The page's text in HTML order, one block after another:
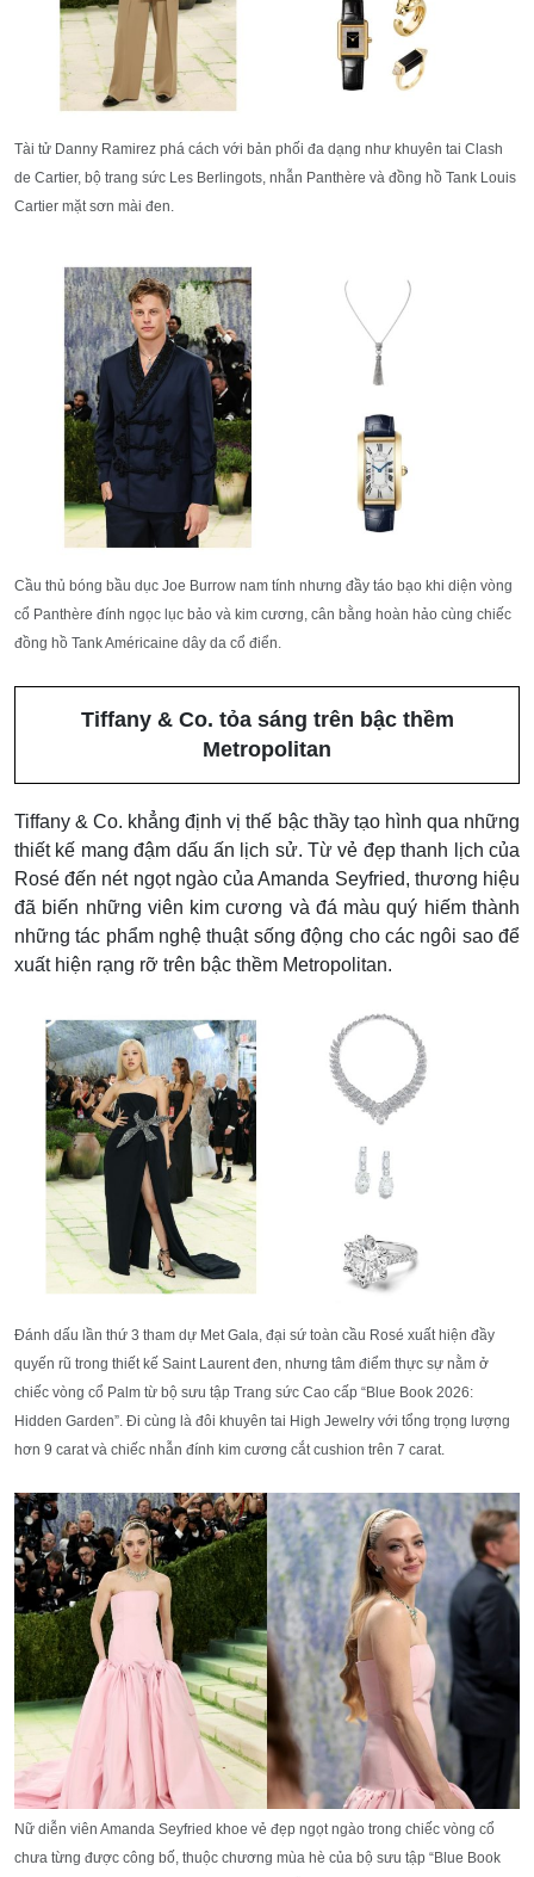
Tài tử Danny Ramirez phá cách với bản phối đa dạng như khuyên tai Clash
de Cartier, bộ trang sức Les Berlingots, nhẫn Panthère và đồng hồ Tank Louis
Cartier mặt sơn mài đen.
Cầu thủ bóng bầu dục Joe Burrow nam tính nhưng đầy táo bạo khi diện vòng
cổ Panthère đính ngọc lục bảo và kim cương, cân bằng hoàn hảo cùng chiếc
đồng hồ Tank Américaine dây da cổ điển.
Tiffany & Co. tỏa sáng trên bậc thềm
Metropolitan
Tiffany & Co. khẳng định vị thế bậc thầy tạo hình qua những
thiết kế mang đậm dấu ấn lịch sử. Từ vẻ đẹp thanh lịch của
Rosé đến nét ngọt ngào của Amanda Seyfried, thương hiệu
đã biến những viên kim cương và đá màu quý hiếm thành
những tác phẩm nghệ thuật sống động cho các ngôi sao để
xuất hiện rạng rỡ trên bậc thềm Metropolitan.
Đánh dấu lần thứ 3 tham dự Met Gala, đại sứ toàn cầu Rosé xuất hiện đầy
quyến rũ trong thiết kế Saint Laurent đen, nhưng tâm điểm thực sự nằm ở
chiếc vòng cổ Palm từ bộ sưu tập Trang sức Cao cấp “Blue Book 2026:
Hidden Garden”. Đi cùng là đôi khuyên tai High Jewelry với tổng trọng lượng
hơn 9 carat và chiếc nhẫn đính kim cương cắt cushion trên 7 carat.
Nữ diễn viên Amanda Seyfried khoe vẻ đẹp ngọt ngào trong chiếc vòng cổ
chưa từng được công bố, thuộc chương mùa hè của bộ sưu tập “Blue Book